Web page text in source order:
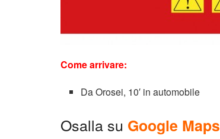
Come arrivare:
Da Orosei, 10′ in automobile
Osalla su Google Maps